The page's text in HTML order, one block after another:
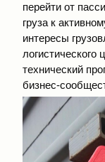
перейти от
груза к
интересы
логистического
технический
бизнес-